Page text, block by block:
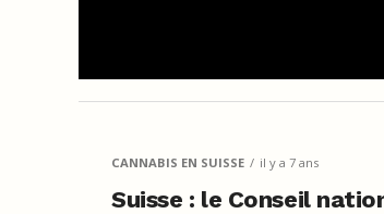
CANNABIS EN SUISSE il y a 7 ans
Suisse : le Conseil